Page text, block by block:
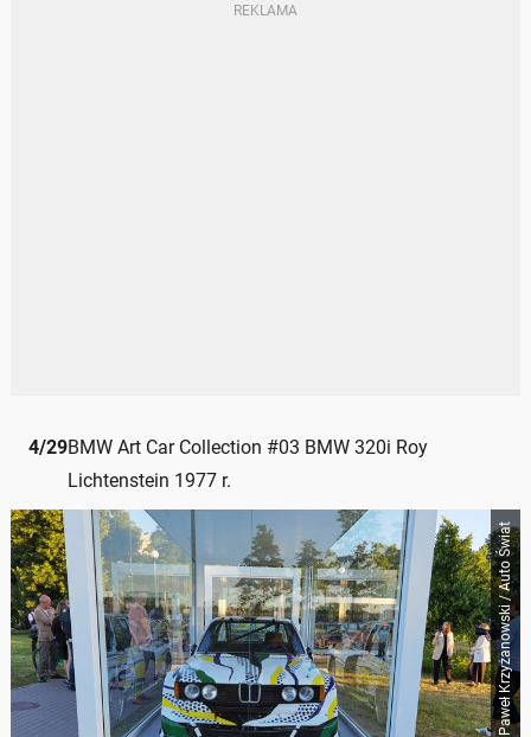
4/29BMW Art Car Collection #03 BMW 320i Roy
Lichtenstein 1977 r.
Paweł Krzyżanowski / Auto Świat